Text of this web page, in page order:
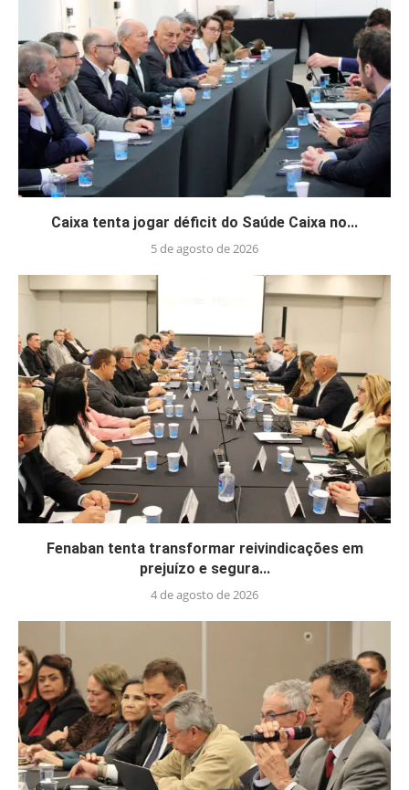
Caixa tenta jogar déficit do Saúde Caixa no...
5 de agosto de 2026
Fenaban tenta transformar reivindicações em
prejuízo e segura...
4 de agosto de 2026